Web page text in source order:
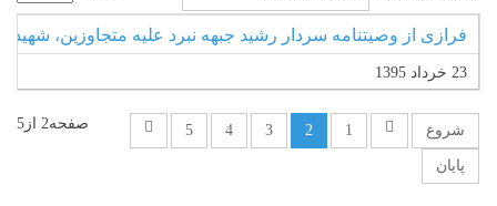
فرازی از وصیتنامه سردار رشید جبهه نبرد علیه متجاوزین،
23 خرداد 1395
صفحه2 از5 شروع 1
2
3
4
5
پایان